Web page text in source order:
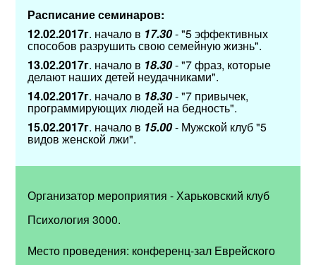
Расписание семинаров:
12.02.2017г. начало в 17.30- "5 эффективных
способов разрушить свою семейную жизнь".
13.02.2017г. начало в 18.30- "7 фраз, которые
делают наших детей неудачниками".
14.02.2017г. начало в 18.30- "7 привычек,
программирующих людей на бедность".
15.02.2017г. начало в 15.00- Мужской клуб "5
видов женской лжи".
Организатор мероприятия - Харьковский клуб
Психология 3000.
Место проведения: конференц-зал Еврейского